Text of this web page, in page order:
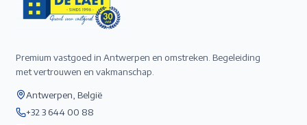
Premium vastgoed in Antwerpen en omstreken. Begeleiding
met vertrouwen en vakmanschap.
Antwerpen, België
+32 3 644 00 88